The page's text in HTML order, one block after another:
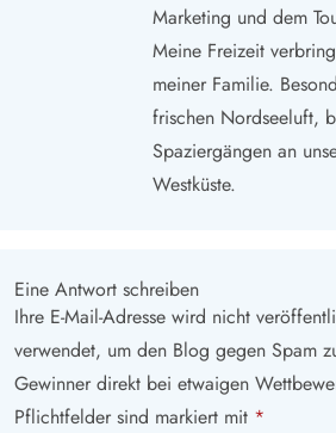
Marketing und dem
Meine Freizeit
meiner Familie.
frischen Nordseeluft,
Spaziergängen an
Westküste.
Eine Antwort schreiben
Ihre E-Mail-Adresse wird nicht
verwendet, um den Blog gegen Spam
Gewinner direkt bei etwaigen
Pflichtfelder sind markiert mit *